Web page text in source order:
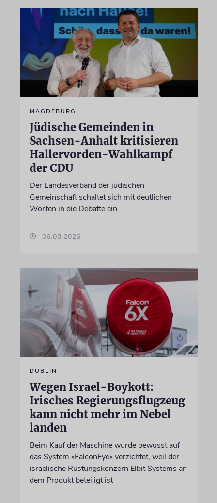
MAGDEBURG
Jüdische Gemeinden in
Sachsen-Anhalt kritisieren
Hallervorden-Wahlkampf
der CDU
Der Landesverband der jüdischen
Gemeinschaft schaltet sich mit deutlichen
Worten in die Debatte ein
06.08.2026
DUBLIN
Wegen Israel-Boykott:
Irisches Regierungsflugzeug
kann nicht mehr im Nebel
landen
Beim Kauf der Maschine wurde bewusst auf
das System »FalconEye« verzichtet, weil der
israelische Rüstungskonzern Elbit Systems an
dem Produkt beteiligt ist